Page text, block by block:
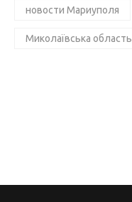
новости Мариуполя
Миколаївська область